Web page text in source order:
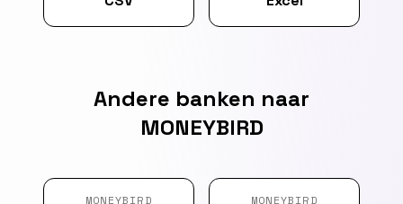
Andere banken naar
MONEYBIRD
MONEYBIRD MONEYBIRD